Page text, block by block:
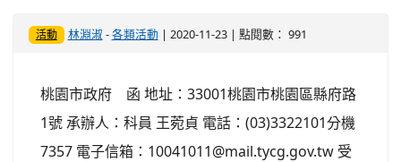
活動 林淵淑 -各類活動 | 2020-11-23 | 點閱數： 991
桃園市政府 函 地址：33001桃園市桃園區縣府路
1號 承辦人：科員 王菀貞 電話：(03)3322101分機
7357 電子信箱：10041011@mail.tycg.gov.tw 受